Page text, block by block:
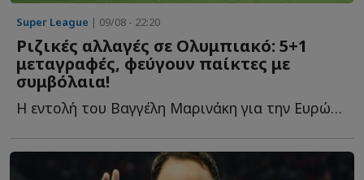
Super League | 09/08 - 22:20
Ριζικές αλλαγές σε Ολυμπιακό: 5+1
μεταγραφές, φεύγουν παίκτες με
συμβόλαια!
Η εντολή του Βαγγέλη Μαρινάκη για την Ευρώπη, οι μεταγραφές π...